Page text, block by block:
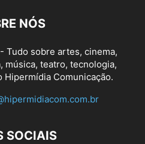
NÓS
Tudo sobre artes, cinema,
música, teatro, tecnologia,
Comunicação.
SOCIAIS